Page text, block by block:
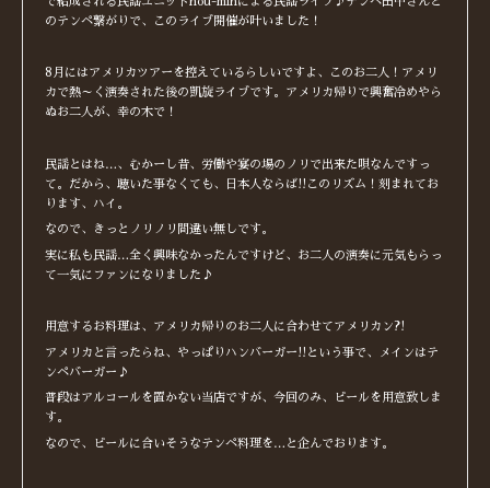
のテンペ繋がりで、このライブ開催が叶いました！
8月にはアメリカツアーを控えているらしいですよ、このお二人！アメリ
カで熱～く演奏された後の凱旋ライブです。アメリカ帰りで興奮冷めやら
ぬお二人が、幸の木で！
民謡とはね…、むかーし昔、労働や宴の場のノリで出来た唄なんですっ
て。だから、聴いた事なくても、日本人ならば!!このリズム！刻まれてお
ります、ハイ。
なので、きっとノリノリ間違い無しです。
実に私も民謡…全く興味なかったんですけど、お二人の演奏に元気もらっ
て一気にファンになりました♪
用意するお料理は、アメリカ帰りのお二人に合わせてアメリカン?!
アメリカと言ったらね、やっぱりハンバーガー!!という事で、メインはテ
ンペバーガー♪
普段はアルコールを置かない当店ですが、今回のみ、ビールを用意致しま
す。
なので、ビールに合いそうなテンペ料理を…と企んでおります。